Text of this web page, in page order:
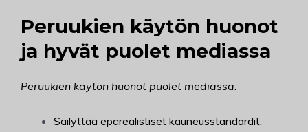
Peruukien käytön huonot
ja hyvät puolet mediassa
Peruukien käytön huonot puolet mediassa:
Säilyttää epärealistiset kauneusstandardit: